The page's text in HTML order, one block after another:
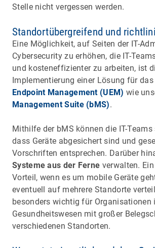
Stelle nicht vergessen werden.
Standortübergreifend und
Eine Möglichkeit, auf Seiten der IT-
Cybersecurity zu erhöhen, die IT-
und kosteneffizienter zu arbeiten, ist
Implementierung einer Lösung für
Endpoint Management (UEM) wie
Management Suite (bMS).
Mithilfe der bMS können die IT-Teams
dass Geräte abgesichert sind und
Vorschriften entsprechen. Darüber
Systeme aus der Ferne verwalten.
Vorteil, wenn es um mobile Geräte
eventuell auf mehrere Standorte
besonders wichtig für Organisationen
Gesundheitswesen mit großer
verschiedenen Standorten.